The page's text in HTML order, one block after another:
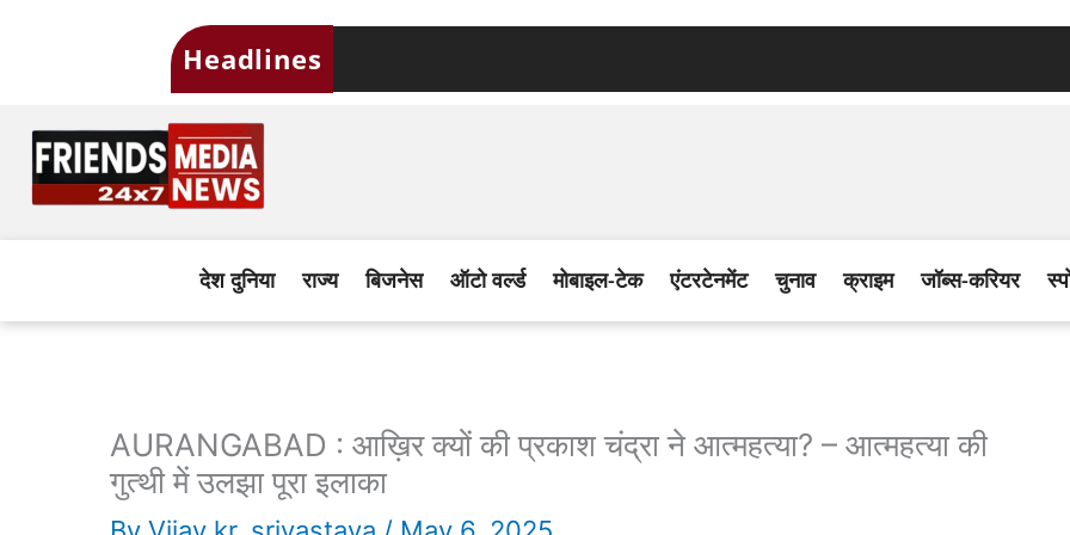
Headlines
देश दुनिया राज्य बिजनेस ऑटो वर्ल्ड मोबाइल-टेक एंटरटेनमेंट चुनाव क्राइम जॉब्स-करियर
AURANGABAD : आख़िर क्यों की प्रकाश चंद्रा ने आत्महत्या? – आत्महत्या की
गुत्थी में उलझा पूरा इलाका